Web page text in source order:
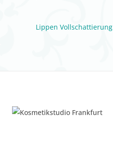
Lippen Vollschattierung